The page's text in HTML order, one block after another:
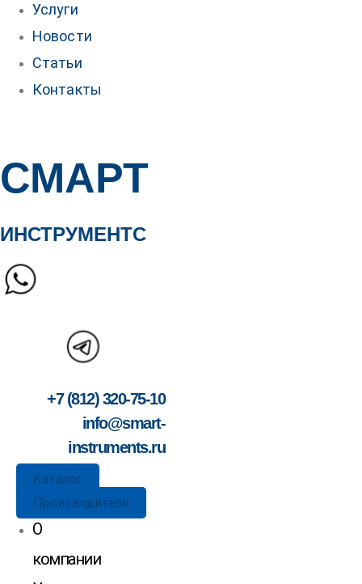
Услуги
Новости
Статьи
Контакты
СМАРТ
ИНСТРУМЕНТС
+7 (812) 320-75-10
info@smart-
instruments.ru
Каталог
Производители
О
компании